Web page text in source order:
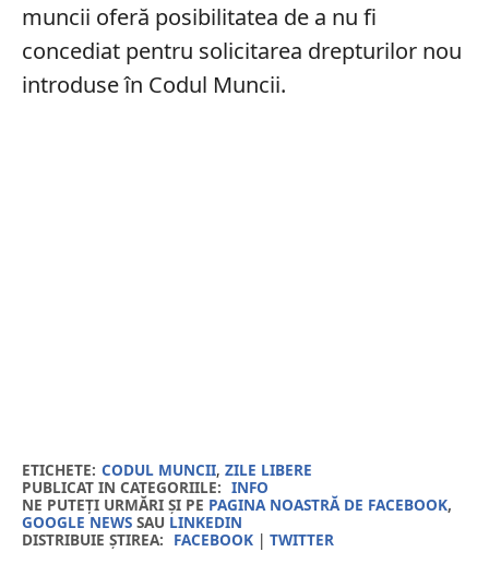
muncii oferă posibilitatea de a nu fi
concediat pentru solicitarea drepturilor nou
introduse în Codul Muncii.
ETICHETE: CODUL MUNCII, ZILE LIBERE
PUBLICAT IN CATEGORIILE: INFO
NE PUTEȚI URMĂRI ȘI PE PAGINA NOASTRĂ DE FACEBOOK,
GOOGLE NEWSSAU LINKEDIN
DISTRIBUIE ȘTIREA: FACEBOOK| TWITTER